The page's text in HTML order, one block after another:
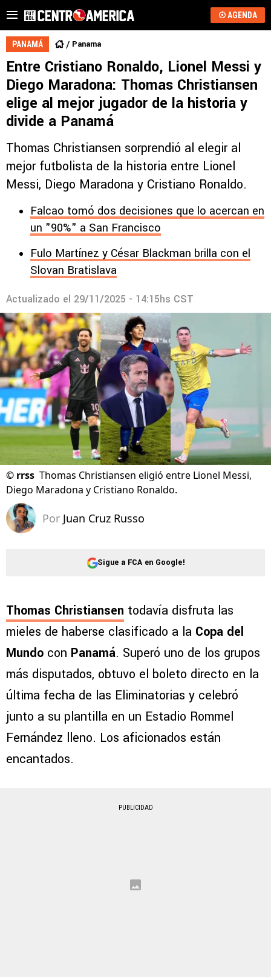
AGENDA
PANAMÁ Panama
Entre Cristiano Ronaldo, Lionel Messi y
Diego Maradona: Thomas Christiansen
elige al mejor jugador de la historia y
divide a Panamá
Thomas Christiansen sorprendió al elegir al
mejor futbolista de la historia entre Lionel
Messi, Diego Maradona y Cristiano Ronaldo.
Falcao tomó dos decisiones que lo acercan en
un "90%" a San Francisco
Fulo Martínez y César Blackman brilla con el
Slovan Bratislava
Actualizado el 29/11/2025 - 14:15hs CST
© rrss Thomas Christiansen eligió entre Lionel Messi,
Diego Maradona y Cristiano Ronaldo.
Por Juan Cruz Russo
Sigue a FCA en Google!
Thomas Christiansen todavía disfruta las
mieles de haberse clasificado a la Copa del
Mundo con Panamá. Superó uno de los grupos
más disputados, obtuvo el boleto directo en la
última fecha de las Eliminatorias y celebró
junto a su plantilla en un Estadio Rommel
Fernández lleno. Los aficionados están
encantados.
PUBLICIDAD